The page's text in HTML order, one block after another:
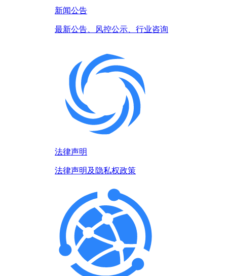
新闻公告
最新公告、风控公示、行业咨询
法律声明
法律声明及隐私权政策